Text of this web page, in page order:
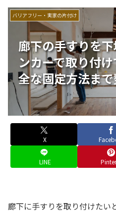
廊下の手すりを
ンカーで取り付
全な固定方法ま
バリアフリー・実家の片付け
X
LINE
廊下に手すりを取り付けたい